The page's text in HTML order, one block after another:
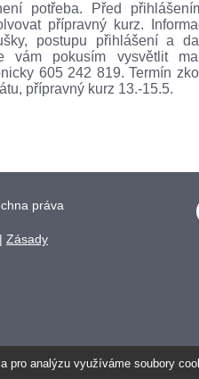
potřeba. Před
přípravný kurz.
postupu přihlášení a
vám pokusím vysvětlit
605 242 819. Termín
přípravný kurz 13.-15.5.
práva
| Zásady
pro analýzu využíváme soubory